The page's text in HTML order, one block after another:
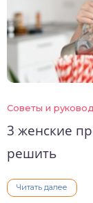
Советы и
3 женские
решить
Читать далее